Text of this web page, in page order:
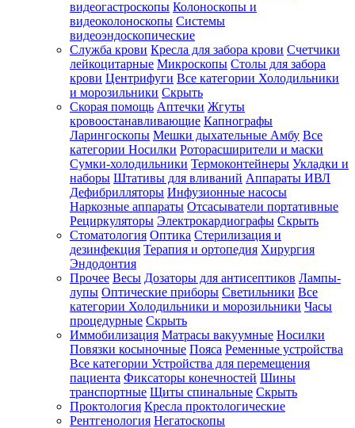
видеогастроскопы Колоноскопы и
видеоколоноскопы Системы
видеоэндоскопические
Служба крови Кресла для забора крови Счетчики
лейкоцитарные Микроскопы Столы для забора
крови Центрифуги Все категории Холодильники
и морозильники Скрыть
Скорая помощь Аптечки Жгуты
кровоостанавливающие Капнографы
Ларингоскопы Мешки дыхательные Амбу Все
категории Носилки Роторасширители и маски
Сумки-холодильники Термоконтейнеры Укладки и
наборы Штативы для вливаний Аппараты ИВЛ
Дефибрилляторы Инфузионные насосы
Наркозные аппараты Отсасыватели портативные
Рециркуляторы Электрокардиографы Скрыть
Стоматология Оптика Стерилизация и
дезинфекция Терапия и ортопедия Хирургия
Эндодонтия
Прочее Весы Дозаторы для антисептиков Лампы-
лупы Оптические приборы Светильники Все
категории Холодильники и морозильники Часы
процедурные Скрыть
Иммобилизация Матрасы вакуумные Носилки
Повязки косыночные Пояса Ременные устройства
Все категории Устройства для перемещения
пациента Фиксаторы конечностей Шины
транспортные Щиты спинальные Скрыть
Проктология Кресла проктологические
Рентгенология Негатоскопы